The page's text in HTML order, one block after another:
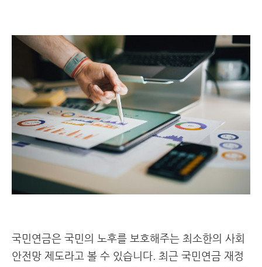
국민연금은 국민의 노후를 보호해주는 최소한의 사회
안전망 제도라고 볼 수 있습니다. 최근 국민연금 재정